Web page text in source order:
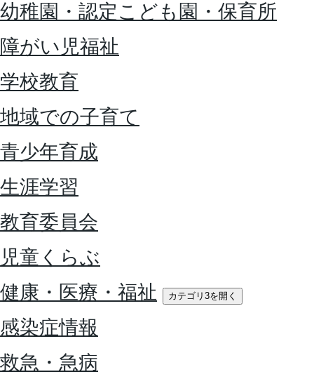
幼稚園・認定こども園・保育所
障がい児福祉
学校教育
地域での子育て
青少年育成
生涯学習
教育委員会
児童くらぶ
健康・医療・福祉
カテゴリ3を開く
感染症情報
救急・急病